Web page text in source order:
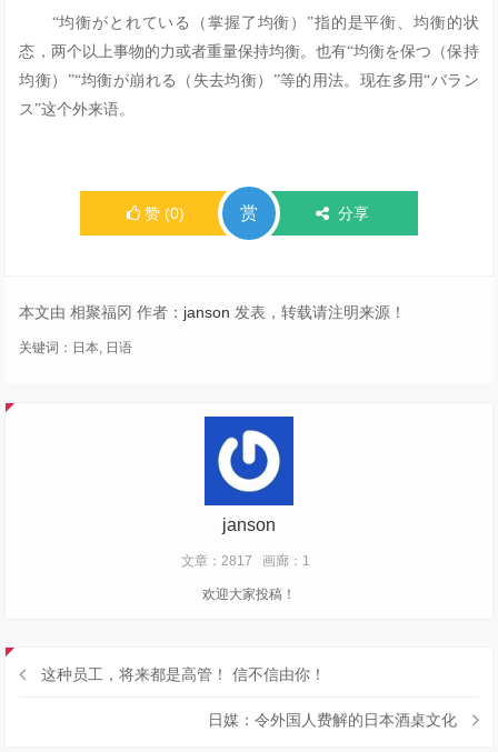
“均衡がとれている（掌握了均衡）”指的是平衡、均衡的状
态，两个以上事物的力或者重量保持均衡。也有“均衡を保つ（保持
均衡）”“均衡が崩れる（失去均衡）”等的用法。现在多用“バラン
ス”这个外来语。
赞 (0) 赏 分享
本文由 相聚福冈 作者： janson 发表，转载请注明来源！
关键词： 日本 日语
janson
文章：2817 画廊：1
欢迎大家投稿！
这种员工，将来都是高管！ 信不信由你！
日媒：令外国人费解的日本酒桌文化